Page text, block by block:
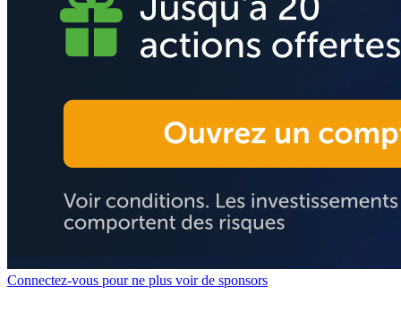
Connectez-vous pour ne plus voir de sponsors